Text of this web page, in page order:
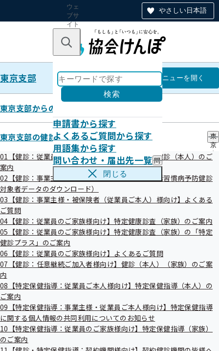
やさしい日本語
ウェ
ブサ
イト
のナ
ン
キーワードで探す
検索
申請書から探す
よくあるご質問から探す
用語集から探す
問い合わせ・届出先一覧 問
い
せ
・
出
先
の
サ
メ
ー
閉じる
東京支部 東京支部
メニューを開く
東京支部からのお知らせ
東京支部の健診・保健指導のご案内
東
京
支
部
健
・
指
導
内
サ
メ
ニ
01【健診：従業員ご本人様向け】生活習慣病予防健診（本人）のご
案内
02【健診：事業主様向け】情報提供サービス（生活習慣病予防健診
対象者データのダウンロード）
03【健診：事業主様・被保険者（従業員ご本人）様向け】よくある
ご質問
04【健診：従業員のご家族様向け】特定健康診査（家族）のご案内
05【健診：従業員のご家族様向け】特定健康診査（家族）の「特定
健診プラス」のご案内
06【健診：従業員のご家族様向け】よくあるご質問
07【健診：任意継続ご加入者様向け】健診（本人）（家族）のご案
内
08【特定保健指導：従業員ご本人様向け】特定保健指導（本人）の
ご案内
09【特定保健指導：事業主様・従業員ご本人様向け】特定保健指導
に関する個人情報の共同利用についてのお知らせ
10【特定保健指導：従業員のご家族様向け】特定保健指導（家族）
のご案内
多摩市
平成28年11月25日
多摩市の「健幸まちづくり」推進
協会けんぽ東京支部は、多摩市と平成28年11月24日に多摩
市民の皆様が「健康で安心して暮らしていくための取組み」
を連携・協力して進める覚書を取り交わしました。
この覚書の取り交わしにより、「健幸まちづくり」を進める
多摩市と地域の実情に応じた健康づくり、生活習慣改善に関
する教育、相談、広報等を積極的に推進していきます。